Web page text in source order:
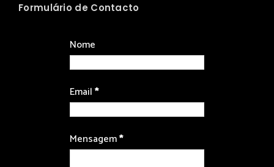
Formulário de Contacto
Nome
Email*
Mensagem*